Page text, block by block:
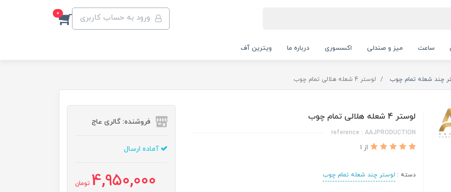
ورود به حساب کاربری 0
ساعت میز و صندلی اکسسوری درباره ما ویترین آف
چند شعله تمام چوب لوستر 4 شعله هلالی تمام چوب
لوستر 4 شعله هلالی تمام چوب
reference : AAJPRODUCTION
از 1
دسته : لوستر چند شعله تمام چوب
فروشنده: گالری عاج
آماده ارسال
4,950,000 تومان